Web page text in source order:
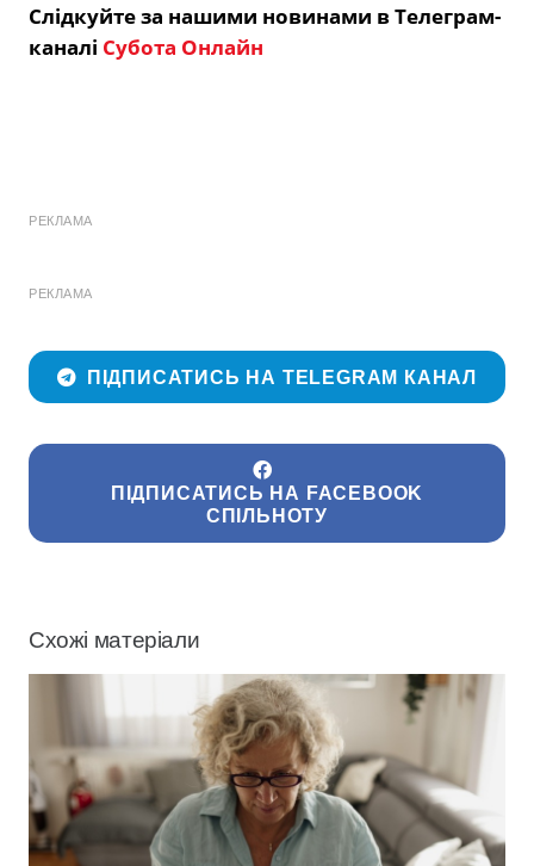
Слідкуйте за нашими новинами в Телеграм-
каналі Субота Онлайн
РЕКЛАМА
РЕКЛАМА
ПІДПИСАТИСЬ НА TELEGRAM КАНАЛ
ПІДПИСАТИСЬ НА FACEBOOK
СПІЛЬНОТУ
Схожі матеріали